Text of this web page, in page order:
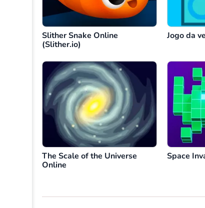
Slither Snake Online
(Slither.io)
Jogo da
The Scale of the Universe
Online
Space